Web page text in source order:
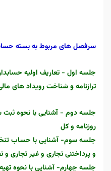
سرفصل های مربوط به بسته
جلسه اول - تعاریف اولیه
ترازنامهوشناخت رویداد های
جلسه دوم - آشنایی با نحوه ثبت
روزنامه و کل
جلسه سوم- آشنایی با حساب
و پرداختنی تجاری و غیر تجاری و
جلسه چهارم- آشنایی با نحوه